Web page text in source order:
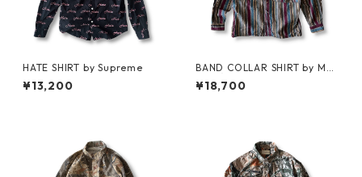
HATE SHIRT by Supreme
¥13,200
BAND COLLAR SHIRT by MA
RITHÉ FRANÇOIS GIRBAUD
¥18,700